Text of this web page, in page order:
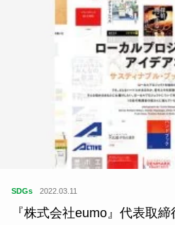
SDGs 2022.03.11
『株式会社eumo』代表取